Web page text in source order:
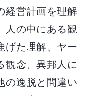
経営計画を理解
人の中にある観
げた理解、ヤー
観念、異邦人に
の逸脱と間違い